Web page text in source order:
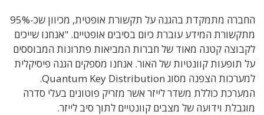
החברה מתמקדת בהגנה על תקשורת אופטית, מכיוון שכ-95%
מתקשורת המידע עוברת כיום בסיבים אופטיים. "אנחנו שייכים
לקבוצה קטנה מאוד של חברות המביאות פתרונות המבוססים
על תופעות קוונטיות של האור. אנחנו מספקים הגנה פיסיקלית
למערכות הצפנה מסוג Quantum Key Distribution.
המערכת כוללת משדר לייזר אשר מזריק פוטונים בעלי סדרה
מוגבלת וידועה של מצבים קוונטיים לתוך סיב לייזר.